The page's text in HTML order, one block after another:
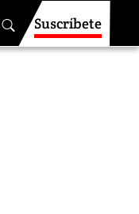
Suscríbete